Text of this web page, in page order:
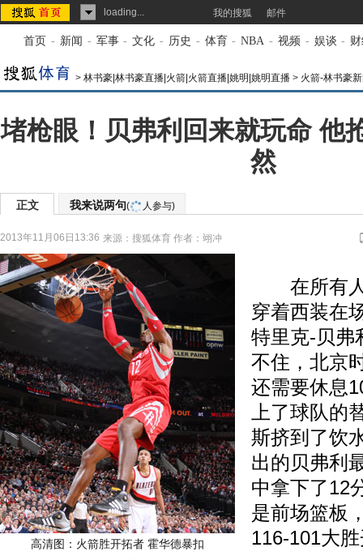
loading... 我的搜狐 邮件
首页 - 新闻 - 军事 - 文化 - 历史 - 体育 - NBA - 视频 - 娱谈 -
> 林书豪|林书豪直播|火箭|火箭直播|姚明|姚明直播 > 火箭-林书豪
堵枪眼！贝弗利回来就玩命 他
然
正文 我来说两句( 人参与)
2013年11月06日13:36 来源： 搜狐体育 作者：翊冲
高清图：火箭胜开拓者 霍华德暴扣
在所有人
穿着西装在
特里克-贝弗
不住，北京
还需要休息
上了球队的
斯挤到了饮
出的贝弗利
中拿下了
是前场篮板
116-101大